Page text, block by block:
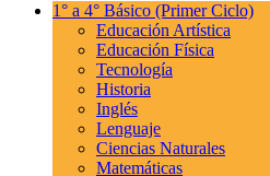
1° a 4° Básico (Primer Ciclo)
Educación Artística
Educación Física
Tecnología
Historia
Inglés
Lenguaje
Ciencias Naturales
Matemáticas